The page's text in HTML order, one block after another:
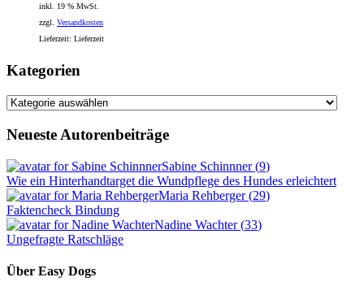
war:
54,00 €
inkl. 19 % MwSt.
zzgl. Versandkosten
Lieferzeit: Lieferzeit
Kategorien
Kategorien
Neueste Autorenbeiträge
Sabine Schinnner(9)
Wie ein Hinterhandtarget die Wundpflege des Hundes erleichtert
Maria Rehberger(29)
Faktencheck Bindung
Nadine Wachter(33)
Ungefragte Ratschläge
Über Easy Dogs